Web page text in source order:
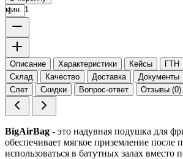
мин. 1
Описание Характеристики Кейсы ГТН
Склад
Качество Доставка Документы
Слет
Скидки Вопрос-ответ Отзывы (0)
BigAirBag - это надувная подушка для
обеспечивает мягкое приземление
использоваться в батутных залах вместо